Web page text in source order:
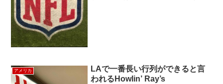
アメリカ
LAで一番長い行列ができると言
われるHowlin’ Ray’s